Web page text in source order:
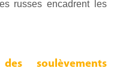
russes encadrent les
soulèvements